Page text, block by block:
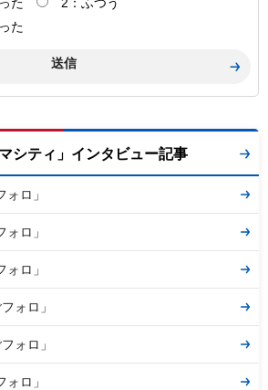
た
シティ」インタビュー記事
ロ」
ロ」
ロ」
ォロ」
ォロ」
ロ」